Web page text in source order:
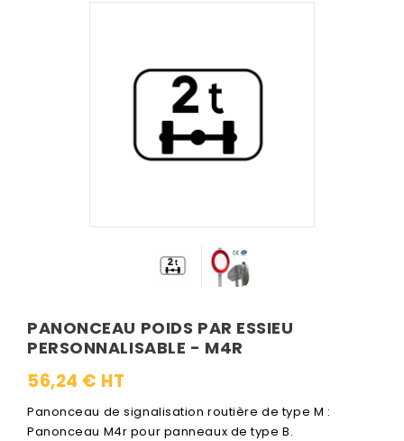
PANONCEAU POIDS PAR ESSIEU
PERSONNALISABLE - M4R
56,24 € HT
Panonceau de signalisation routière de type M :
Panonceau M4r pour panneaux de type B.